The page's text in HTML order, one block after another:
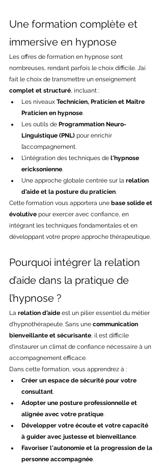
Une formation complète et
immersive en hypnose
Les offres de formation en hypnose sont
nombreuses, rendant parfois le choix difficile. J’ai
fait le choix de transmettre un enseignement
complet et structuré, incluant :
Les niveaux Technicien, Praticien et Maître
Praticien en hypnose.
Les outils de Programmation Neuro-
Linguistique (PNL) pour enrichir
l’accompagnement.
L’intégration des techniques de l'hypnose
ericksonienne.
Une approche globale centrée sur la relation
d’aide et la posture du praticien.
Cette formation vous apportera une base solide et
évolutive pour exercer avec confiance, en
intégrant les techniques fondamentales et en
développant votre propre approche thérapeutique.
Pourquoi intégrer la relation
d’aide dans la pratique de
l’hypnose ?
La relation d’aide est un pilier essentiel du métier
d’hypnothérapeute. Sans une communication
bienveillante et sécurisante, il est difficile
d’instaurer un climat de confiance nécessaire à un
accompagnement efficace.
Dans cette formation, vous apprendrez à :
Créer un espace de sécurité pour votre
consultant.
Adopter une posture professionnelle et
alignée avec votre pratique.
Développer votre écoute et votre capacité
à guider avec justesse et bienveillance.
Favoriser l'autonomie et la progression de la
personne accompagnée.